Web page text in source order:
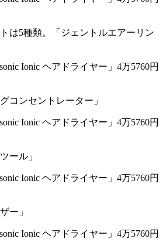
は5種類。「ジェントルエアーリン
コンセントレーター」
ール」
ー」